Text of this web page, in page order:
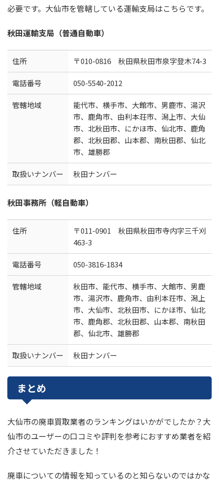
必要です。大仙市を管轄している運輸支局はこちらです。
秋田運輸支局（普通自動車）
住所 〒010-0816 秋田県秋田市泉字登木74-3
電話番号 050-5540-2012
管轄地域
能代市、横手市、大館市、男鹿市、湯沢
市、鹿角市、由利本荘市、潟上市、大仙
市、北秋田市、にかほ市、仙北市、鹿角
郡、北秋田郡、山本郡、南秋田郡、仙北
市、雄勝郡
取扱いナンバー 秋田ナンバー
秋田事務所（軽自動車）
住所
〒011-0901 秋田県秋田市寺内字三千刈
463-3
電話番号 050-3816-1834
管轄地域
秋田市、能代市、横手市、大館市、男鹿
市、湯沢市、鹿角市、由利本荘市、潟上
市、大仙市、北秋田市、にかほ市、仙北
市、鹿角郡、北秋田郡、山本郡、南秋田
郡、仙北市、雄勝郡
取扱いナンバー 秋田ナンバー
まとめ
大仙市の廃車買取業者のランキングはいかがでしたか？大
仙市のユーザーの口コミや評判を参考におすすめ業者を紹
介させていただきました！
廃車についての情報を知っているのと知らないのではかな